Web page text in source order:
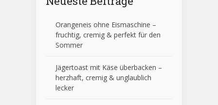
Orangeneis ohne Eismaschine –
fruchtig, cremig & perfekt für den
Sommer
Jägertoast mit Käse überbacken –
herzhaft, cremig & unglaublich
lecker